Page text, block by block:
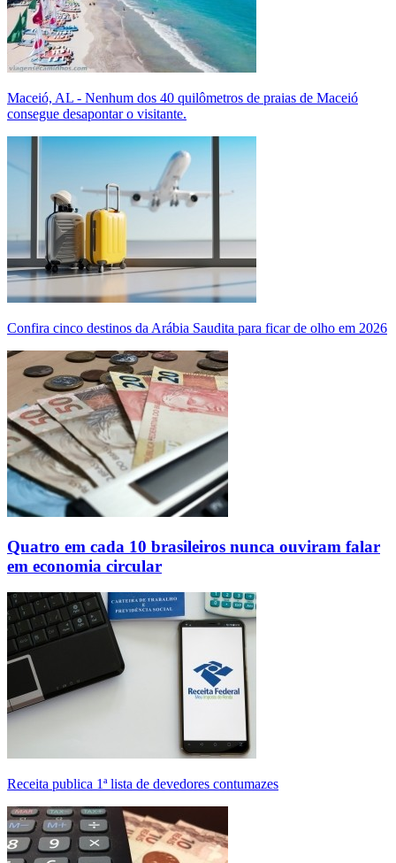
Maceió, AL - Nenhum dos 40 quilômetros de praias de Maceió
consegue desapontar o visitante.
Confira cinco destinos da Arábia Saudita para ficar de olho em 2026
Quatro em cada 10 brasileiros nunca ouviram falar
em economia circular
Receita publica 1ª lista de devedores contumazes